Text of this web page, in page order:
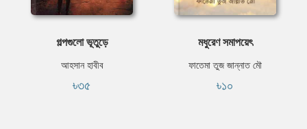
গল্পগুলো ভূতুড়ে
আহসান হাবীব
৳৩৫
মধুরেণ সমাপয়েৎ
ফাতেমা তুজ জান্নাত মৌ
৳১০